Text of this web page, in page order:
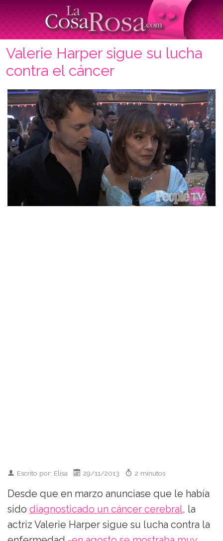
Valerie Harper sigue su lucha
contra el cáncer
Escrito por: Elisa 29/11/2013 2 minutos
Desde que en marzo anunciase que le había
sido diagnosticado un cáncer cerebral, la
actriz Valerie Harper sigue su lucha contra la